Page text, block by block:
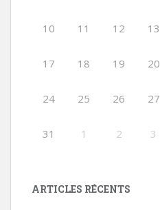
10 11 12 13
17 18 19 20
24 25 26 27
31 1 2 3
ARTICLES RÉCENTS